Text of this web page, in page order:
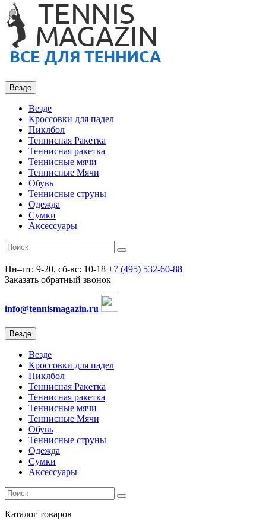
Везде
Везде
Кроссовки для падел
Пиклбол
Теннисная Ракетка
Теннисная ракетка
Теннисные мячи
Теннисные Мячи
Обувь
Теннисные струны
Одежда
Сумки
Аксессуары
Пн–пт: 9-20, сб-вс: 10-18 +7 (495) 532-60-88
Заказать обратный звонок
info@tennismagazin.ru
Везде
Везде
Кроссовки для падел
Пиклбол
Теннисная Ракетка
Теннисная ракетка
Теннисные мячи
Теннисные Мячи
Обувь
Теннисные струны
Одежда
Сумки
Аксессуары
Каталог товаров